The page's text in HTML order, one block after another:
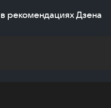
рекомендациях Дзена